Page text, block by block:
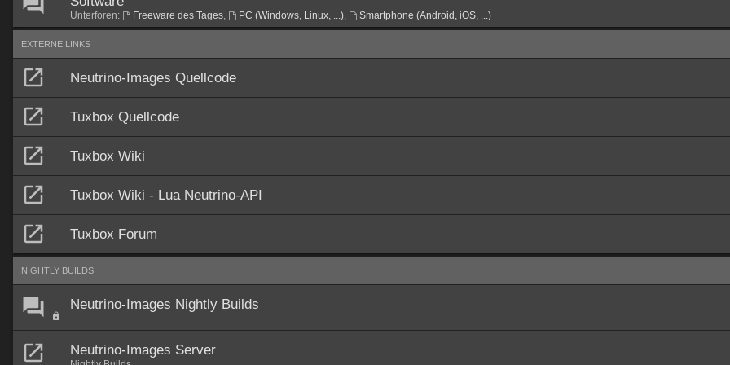
Unterforen: Freeware des Tages, PC (Windows, Linux, ...), Smartphone (Android, iOS, ...)
EXTERNE LINKS
Neutrino-Images Quellcode
Tuxbox Quellcode
Tuxbox Wiki
Tuxbox Wiki - Lua Neutrino-API
Tuxbox Forum
NIGHTLY BUILDS
Neutrino-Images Nightly Builds
Neutrino-Images Server